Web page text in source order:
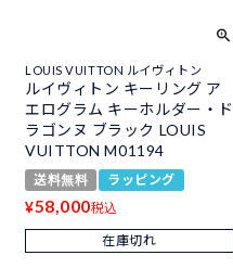
LOUIS VUITTON ルイヴィトン
ルイヴィトン キーリング ア
エログラム キーホルダー・ド
ラゴンヌ ブラック LOUIS
VUITTON M01194
送料無料 ラッピング
¥58,000税込
在庫切れ